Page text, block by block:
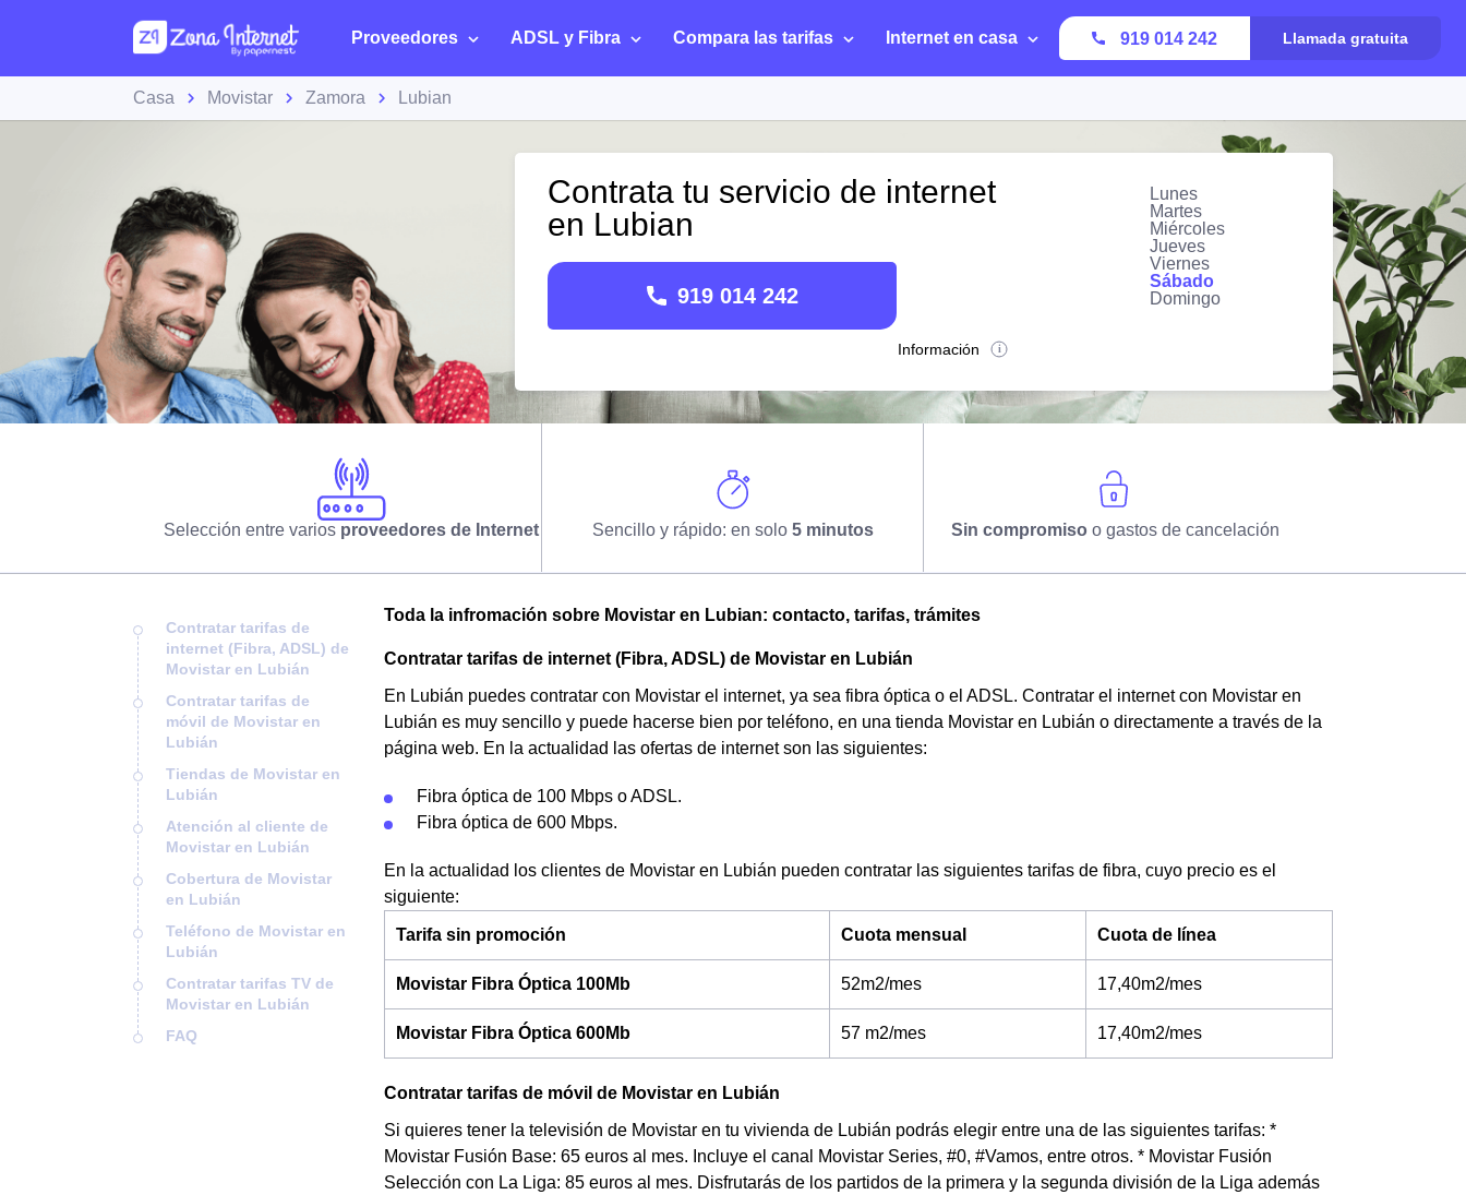
Proveedores ADSL y Fibra Compara las tarifas Internet en casa 919 014 242 Llamada gratuita
Casa Movistar Zamora Lubian
Contrata tu servicio de internet
en Lubian
919 014 242
Información
Lunes
Martes
Miércoles
Jueves
Viernes
Sábado
Domingo
Selección entre varios proveedores de Internet Sencillo y rápido: en solo 5 minutos Sin compromiso o gastos de cancelación
Contratar tarifas de
internet (Fibra, ADSL) de
Movistar en Lubián
Contratar tarifas de
móvil de Movistar en
Lubián
Tiendas de Movistar en
Lubián
Atención al cliente de
Movistar en Lubián
Cobertura de Movistar
en Lubián
Teléfono de Movistar en
Lubián
Contratar tarifas TV de
Movistar en Lubián
FAQ
Toda la infromación sobre Movistar en Lubian: contacto, tarifas, trámites
Contratar tarifas de internet (Fibra, ADSL) de Movistar en Lubián
En Lubián puedes contratar con Movistar el internet, ya sea fibra óptica o el ADSL. Contratar el internet con Movistar en
Lubián es muy sencillo y puede hacerse bien por teléfono, en una tienda Movistar en Lubián o directamente a través de la
página web. En la actualidad las ofertas de internet son las siguientes:
Fibra óptica de 100 Mbps o ADSL.
Fibra óptica de 600 Mbps.
En la actualidad los clientes de Movistar en Lubián pueden contratar las siguientes tarifas de fibra, cuyo precio es el
siguiente:
Tarifa sin promoción Cuota mensual Cuota de línea
Movistar Fibra Óptica 100Mb 52m2/mes 17,40m2/mes
Movistar Fibra Óptica 600Mb 57 m2/mes 17,40m2/mes
Contratar tarifas de móvil de Movistar en Lubián
Si quieres tener la televisión de Movistar en tu vivienda de Lubián podrás elegir entre una de las siguientes tarifas: *
Movistar Fusión Base: 65 euros al mes. Incluye el canal Movistar Series, #0, #Vamos, entre otros. * Movistar Fusión
Selección con La Liga: 85 euros al mes. Disfrutarás de los partidos de la primera y la segunda división de la Liga además